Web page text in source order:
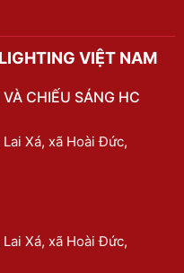
VIỆT NAM
CHIẾU SÁNG HC
Xá, xã Hoài Đức,
Xá, xã Hoài Đức,